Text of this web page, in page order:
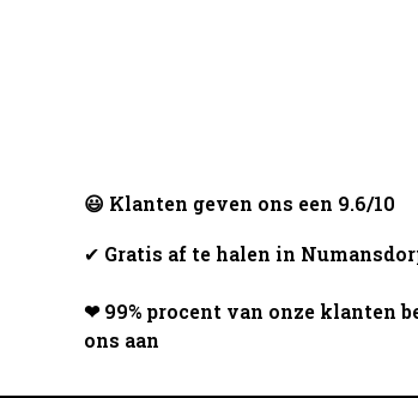
😃 Klanten geven ons een 9.6/10
✔ Gratis af te halen in
❤ 99% procent van onze klanten
ons aan